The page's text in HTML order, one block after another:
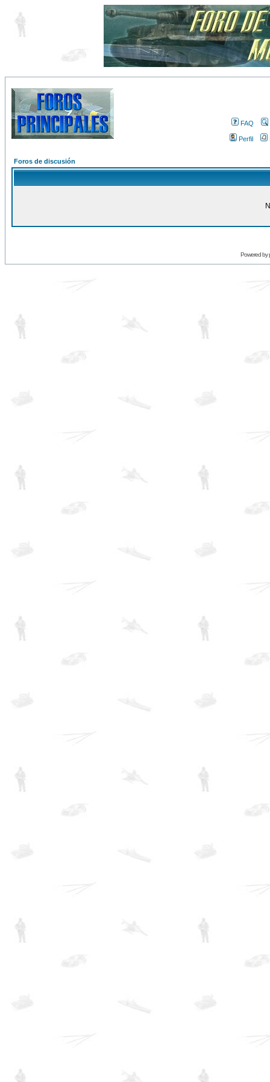
FAQ
Perfil
Foros de discusión
Powered by